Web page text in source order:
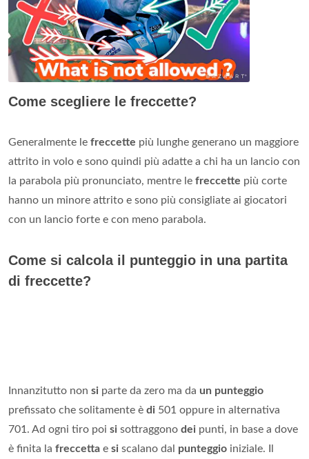
Come scegliere le freccette?
Generalmente le freccette più lunghe generano un maggiore
attrito in volo e sono quindi più adatte a chi ha un lancio con
la parabola più pronunciato, mentre le freccette più corte
hanno un minore attrito e sono più consigliate ai giocatori
con un lancio forte e con meno parabola.
Come si calcola il punteggio in una partita
di freccette?
Innanzitutto non si parte da zero ma da un punteggio
prefissato che solitamente è di 501 oppure in alternativa
701. Ad ogni tiro poi si sottraggono dei punti, in base a dove
è finita la freccetta e si scalano dal punteggio iniziale. Il